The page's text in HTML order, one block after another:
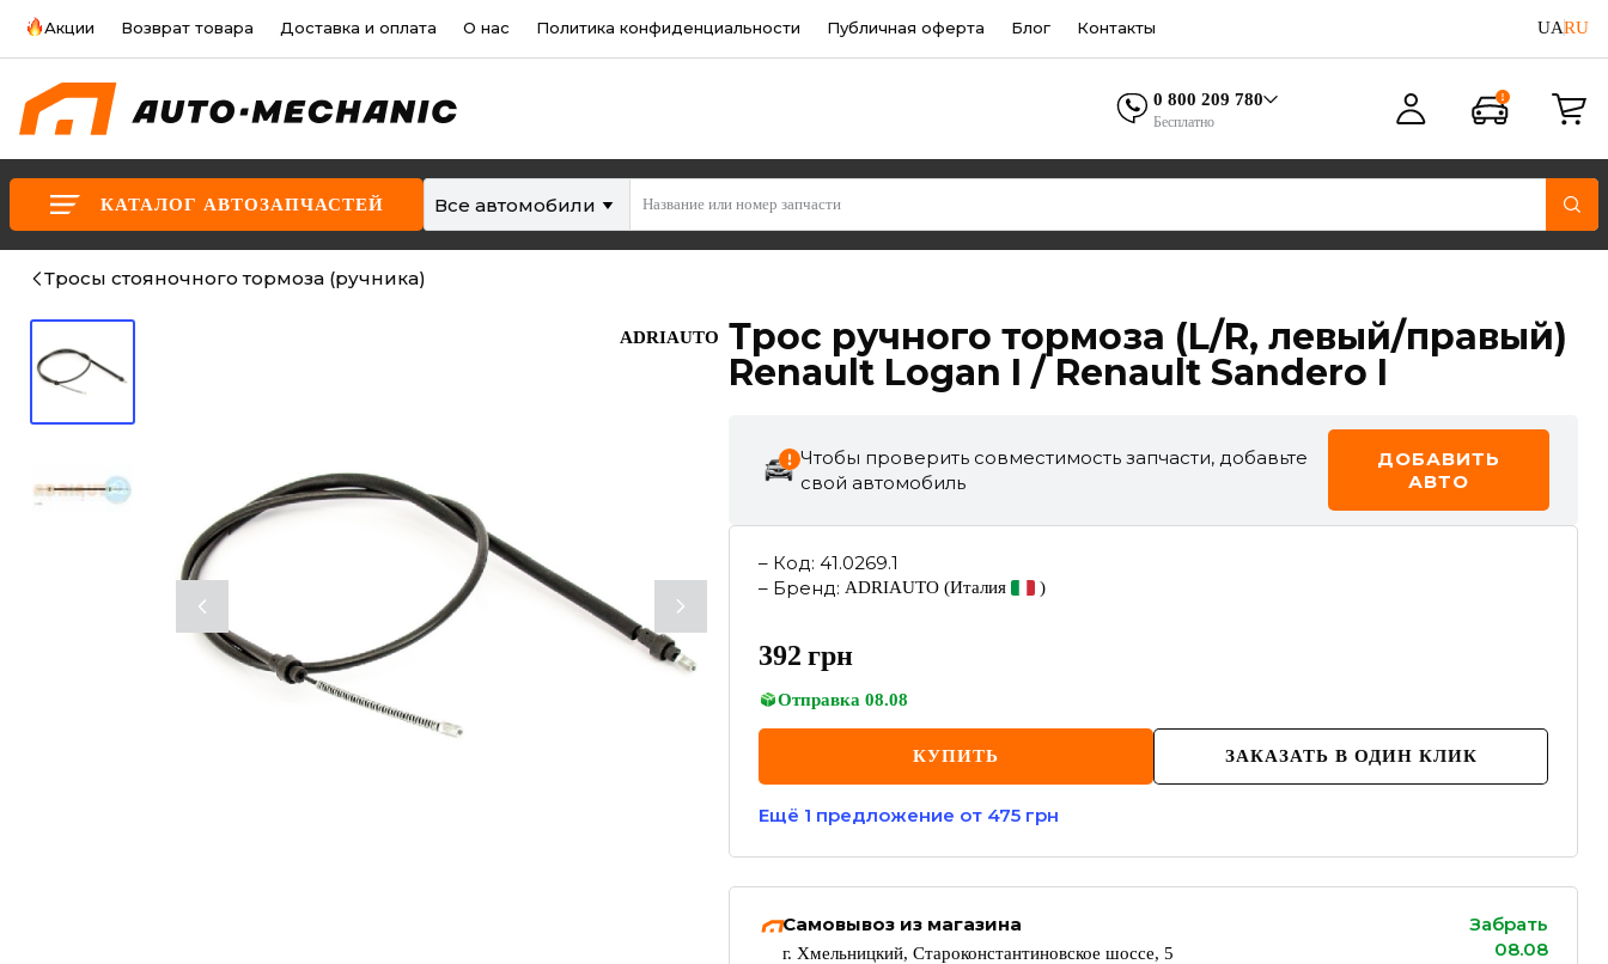
Акции Возврат товара Доставка и оплата О нас Политика конфиденциальности Публичная оферта Блог Контакты UARU
0 800 209 780
Бесплатно
КАТАЛОГ АВТОЗАПЧАСТЕЙ Все автомобили
Тросы стояночного тормоза (ручника)
ADRIAUTO Трос ручного тормоза (L/R, левый/правый)
Renault Logan I / Renault Sandero I
Чтобы проверить совместимость запчасти, добавьте
свой автомобиль
ДОБАВИТЬ
АВТО
– Код: 41.0269.1
– Бренд: ADRIAUTO (Италия )
392 грн
Отправка 08.08
КУПИТЬ ЗАКАЗАТЬ В ОДИН КЛИК
Ещё 1 предложение от 475 грн
Самовывоз из магазина
г. Хмельницкий, Староконстантиновское шоссе, 5
Забрать
08.08